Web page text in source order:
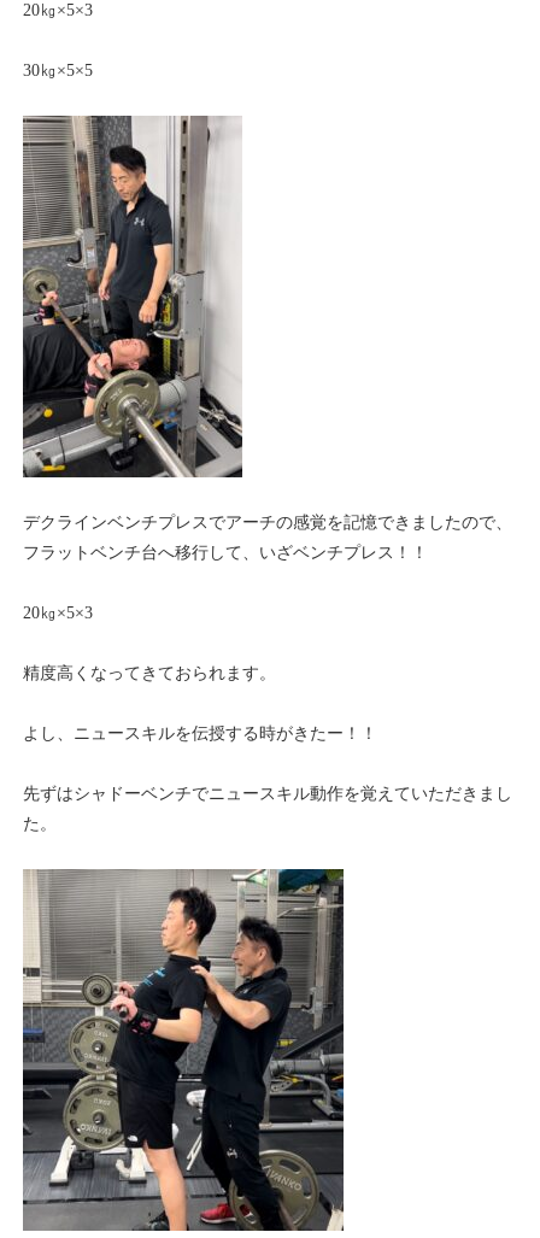
20㎏×5×3
30㎏×5×5
デクラインベンチプレスでアーチの感覚を記憶できましたので、
フラットベンチ台へ移行して、いざベンチプレス！！
20㎏×5×3
精度高くなってきておられます。
よし、ニュースキルを伝授する時がきたー！！
先ずはシャドーベンチでニュースキル動作を覚えていただきまし
た。